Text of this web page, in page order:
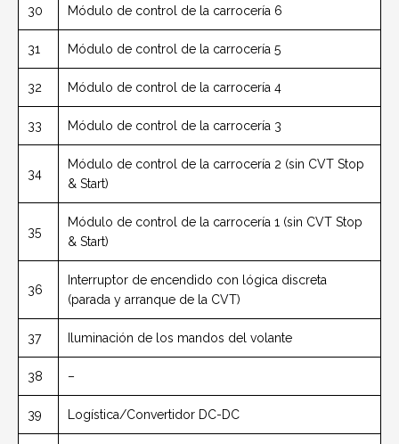
30 Módulo de control de la carrocería 6
31 Módulo de control de la carrocería 5
32 Módulo de control de la carrocería 4
33 Módulo de control de la carrocería 3
34
Módulo de control de la carrocería 2 (sin CVT Stop
& Start)
35
Módulo de control de la carrocería 1 (sin CVT Stop
& Start)
36
Interruptor de encendido con lógica discreta
(parada y arranque de la CVT)
37 Iluminación de los mandos del volante
38 –
39 Logística/Convertidor DC-DC